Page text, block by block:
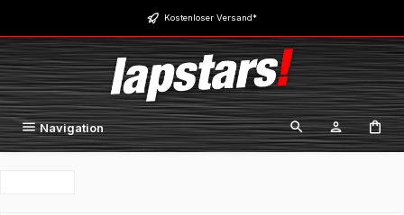
Zum Hauptinhalt springen Kostenloser Versand*
Navigation